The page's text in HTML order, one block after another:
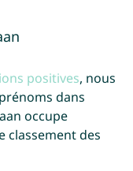
positives, nous
dans
occupe
classement des